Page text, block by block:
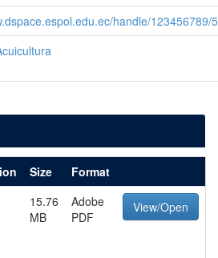
handle/123456789/
Size
Format
15.76
MB
Adobe
PDF
View/Open